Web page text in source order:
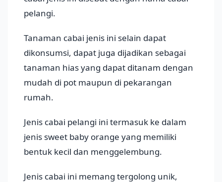
pelangi.
Tanaman cabai jenis ini selain dapat
dikonsumsi, dapat juga dijadikan sebagai
tanaman hias yang dapat ditanam dengan
mudah di pot maupun di pekarangan
rumah.
Jenis cabai pelangi ini termasuk ke dalam
jenis sweet baby orange yang memiliki
bentuk kecil dan menggelembung.
Jenis cabai ini memang tergolong unik,